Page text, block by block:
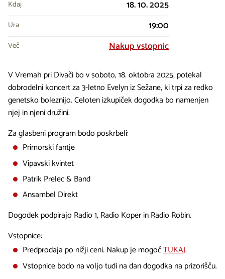
Kdaj 18. 10. 2025
Ura 19:00
Več Nakup vstopnic
V Vremah pri Divači bo v soboto, 18. oktobra 2025, potekal
dobrodelni koncert za 3-letno Evelyn iz Sežane, ki trpi za redko
genetsko boleznijo. Celoten izkupiček dogodka bo namenjen
njej in njeni družini.
Za glasbeni program bodo poskrbeli:
Primorski fantje
Vipavski kvintet
Patrik Prelec & Band
Ansambel Direkt
Dogodek podpirajo Radio 1, Radio Koper in Radio Robin.
Vstopnice:
Predprodaja po nižji ceni. Nakup je mogočTUKAJ.
Vstopnice bodo na voljo tudi na dan dogodka na prizorišču.